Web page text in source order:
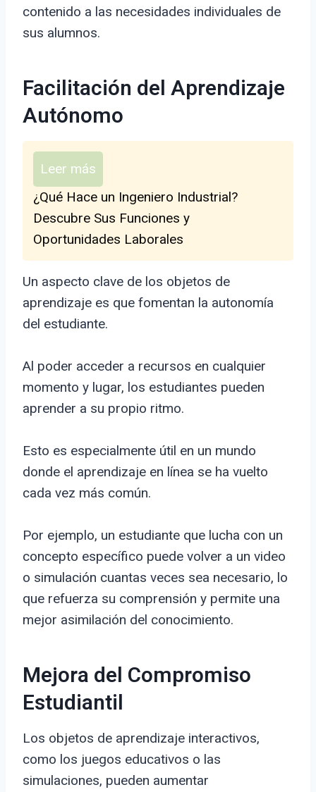
contenido a las necesidades individuales de
sus alumnos.
Facilitación del Aprendizaje
Autónomo
Leer más
¿Qué Hace un Ingeniero Industrial?
Descubre Sus Funciones y
Oportunidades Laborales
Un aspecto clave de los objetos de
aprendizaje es que fomentan la autonomía
del estudiante.
Al poder acceder a recursos en cualquier
momento y lugar, los estudiantes pueden
aprender a su propio ritmo.
Esto es especialmente útil en un mundo
donde el aprendizaje en línea se ha vuelto
cada vez más común.
Por ejemplo, un estudiante que lucha con un
concepto específico puede volver a un video
o simulación cuantas veces sea necesario, lo
que refuerza su comprensión y permite una
mejor asimilación del conocimiento.
Mejora del Compromiso
Estudiantil
Los objetos de aprendizaje interactivos,
como los juegos educativos o las
simulaciones, pueden aumentar